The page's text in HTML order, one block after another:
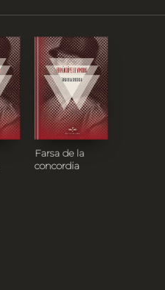
Farsa de la
concordia